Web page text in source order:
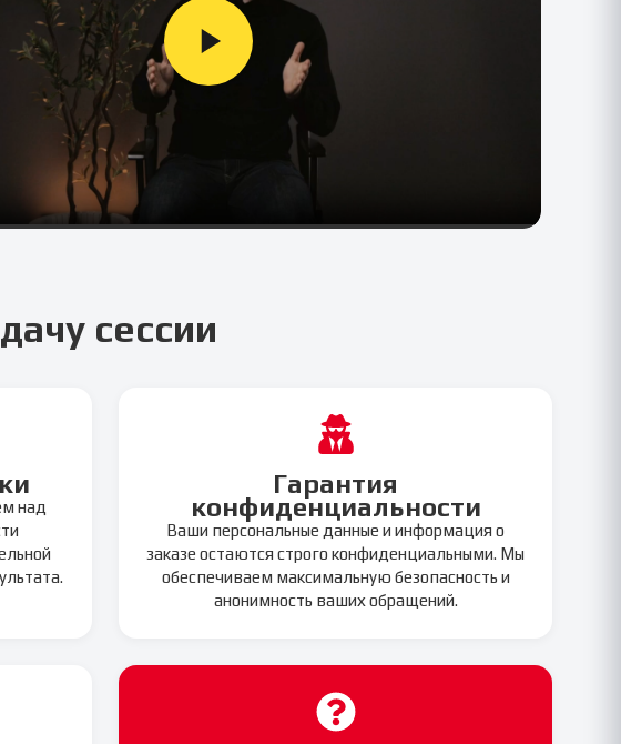
сессии
над
Гарантия
конфиденциальности
Ваши персональные данные и информация о
заказе остаются строго конфиденциальными. Мы
обеспечиваем максимальную безопасность и
анонимность ваших обращений.